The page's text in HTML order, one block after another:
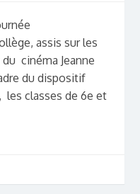
assis sur les
cinéma Jeanne
du dispositif
classes de 6e et